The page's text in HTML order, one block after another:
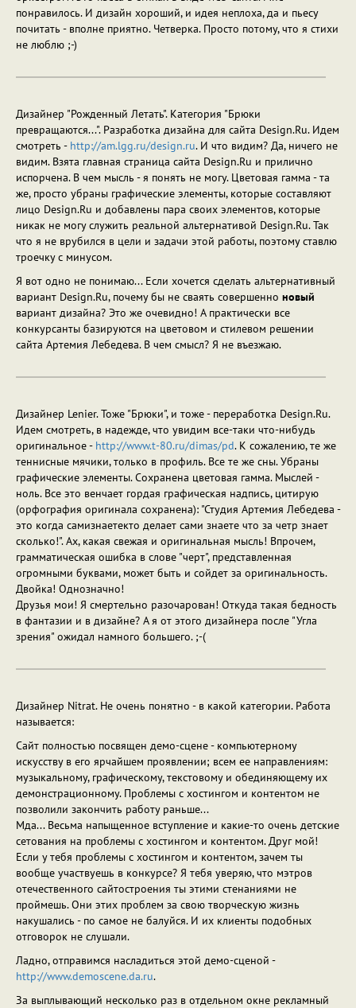
понравилось. И дизайн хороший, и идея неплоха, да и пьесу
почитать - вполне приятно. Четверка. Просто потому, что я стихи
не люблю ;-)
Дизайнер "Рожденный Летать". Категория "Брюки
превращаются...". Разработка дизайна для сайта Design.Ru. Идем
смотреть - http://am.lgg.ru/design.ru. И что видим? Да, ничего не
видим. Взята главная страница сайта Design.Ru и прилично
испорчена. В чем мысль - я понять не могу. Цветовая гамма - та
же, просто убраны графические элементы, которые составляют
лицо Design.Ru и добавлены пара своих элементов, которые
никак не могу служить реальной альтернативой Design.Ru. Так
что я не врубился в цели и задачи этой работы, поэтому ставлю
троечку с минусом.
Я вот одно не понимаю... Если хочется сделать альтернативный
вариант Design.Ru, почему бы не сваять совершенно новый
вариант дизайна? Это же очевидно! А практически все
конкурсанты базируются на цветовом и стилевом решении
сайта Артемия Лебедева. В чем смысл? Я не въезжаю.
Дизайнер Lenier. Тоже "Брюки", и тоже - переработка Design.Ru.
Идем смотреть, в надежде, что увидим все-таки что-нибудь
оригинальное - http://www.t-80.ru/dimas/pd. К сожалению, те же
теннисные мячики, только в профиль. Все те же сны. Убраны
графические элементы. Сохранена цветовая гамма. Мыслей -
ноль. Все это венчает гордая графическая надпись, цитирую
(орфография оригинала сохранена): "Студия Артемия Лебедева -
это когда самизнаетекто делает сами знаете что за четр знает
сколько!". Ах, какая свежая и оригинальная мысль! Впрочем,
грамматическая ошибка в слове "черт", представленная
огромными буквами, может быть и сойдет за оригинальность.
Двойка! Однозначно!
Друзья мои! Я смертельно разочарован! Откуда такая бедность
в фантазии и в дизайне? А я от этого дизайнера после "Угла
зрения" ожидал намного большего. ;-(
Дизайнер Nitrat. Не очень понятно - в какой категории. Работа
называется:
Сайт полностью посвящен демо-сцене - компьютерному
искусству в его ярчайшем проявлении; всем ее направлениям:
музыкальному, графическому, текстовому и обединяющему их
демонстрационному. Проблемы с хостингом и контентом не
позволили закончить работу раньше...
Мда... Весьма напыщенное вступление и какие-то очень детские
сетования на проблемы с хостингом и контентом. Друг мой!
Если у тебя проблемы с хостингом и контентом, зачем ты
вообще участвуешь в конкурсе? Я тебя уверяю, что мэтров
отечественного сайтостроения ты этими стенаниями не
проймешь. Они этих проблем за свою творческую жизнь
накушались - по самое не балуйся. И их клиенты подобных
отговорок не слушали.
Ладно, отправимся насладиться этой демо-сценой -
http://www.demoscene.da.ru.
За выплывающий несколько раз в отдельном окне рекламный